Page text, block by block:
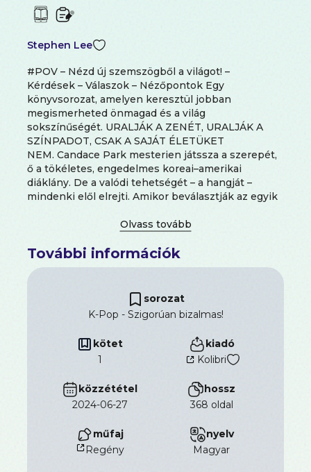
Stephen Lee
#POV – Nézd új szemszögből a világot! –
Kérdések – Válaszok – Nézőpontok Egy
könyvsorozat, amelyen keresztül jobban
megismerheted önmagad és a világ
sokszínűségét. URALJÁK A ZENÉT, URALJÁK A
SZÍNPADOT, CSAK A SAJÁT ÉLETÜKET
NEM. Candace Park mesterien játssza a szerepét,
ő a tökéletes, engedelmes koreai–amerikai
diáklány. De a valódi tehetségét – a hangját –
mindenki elől elrejti. Amikor beválasztják az egyik
gyakornoki programjába végre lehetősége nyílik
pop-gyakornokok élete nehezebb és kimerítőbb,
mint azt valaha gondolta volna. Szöulba költözik,
ahol próbál ellavírozni a hierarchiák és új
szabályok bonyolult rendszerében. Mi a
legfontosabb előírás? Nincs randizás, ami elég
hamar lehetetlen küldetéssé válik. Minél közelebb
kerül a rivaldafényhez, annál bonyolultabb
elkerülni a botrányokat. Csak egy kérdés marad a
végén: megéri?
További információk
sorozat
K-Pop - Szigorúan bizalmas!
kötet
1
kiadó
Kolibri
közzététel
2024-06-27
hossz
368 oldal
műfaj
Regény
nyelv
magyar